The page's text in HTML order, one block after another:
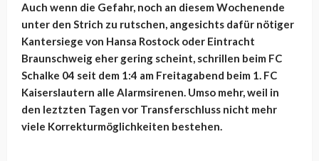
Auch wenn die Gefahr, noch an diesem Wochenende
unter den Strich zu rutschen, angesichts dafür nötiger
Kantersiege von Hansa Rostock oder Eintracht
Braunschweig eher gering scheint, schrillen beim FC
Schalke 04 seit dem 1:4 am Freitagabend beim 1. FC
Kaiserslautern alle Alarmsirenen. Umso mehr, weil in
den leztzten Tagen vor Transferschluss nicht mehr
viele Korrekturmöglichkeiten bestehen.